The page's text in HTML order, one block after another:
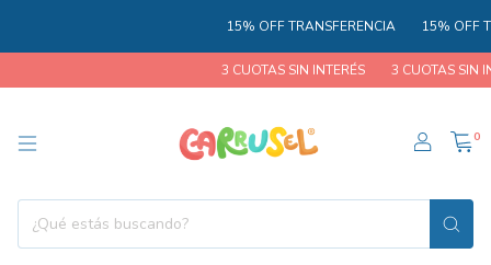
15% OFF TRANSFERENCIA 15% OFF
3 CUOTAS SIN INTERÉS 3 CUOTAS SIN
0